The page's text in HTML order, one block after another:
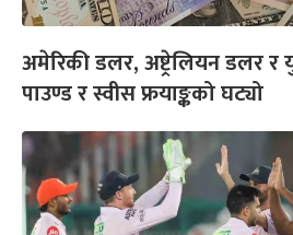
अमेरिकी डलर, अष्ट्रेलियन डलर र
पाउण्ड र स्वीस फ्रयाङ्कको घट्यो